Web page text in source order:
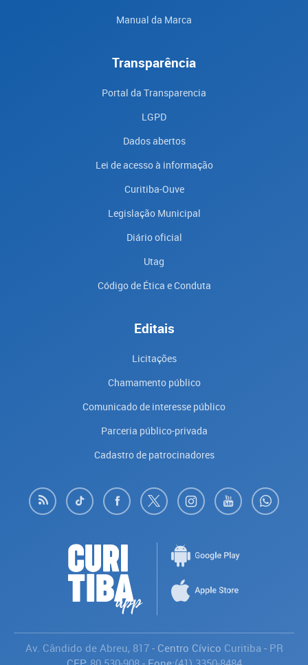
Manual da Marca
Transparência
Portal da Transparencia
LGPD
Dados abertos
Lei de acesso à informação
Curitiba-Ouve
Legislação Municipal
Diário oficial
Utag
Código de Ética e Conduta
Editais
Licitações
Chamamento público
Comunicado de interesse público
Parceria público-privada
Cadastro de patrocinadores
Av. Cândido de Abreu, 817- Centro Cívico Curitiba - PR